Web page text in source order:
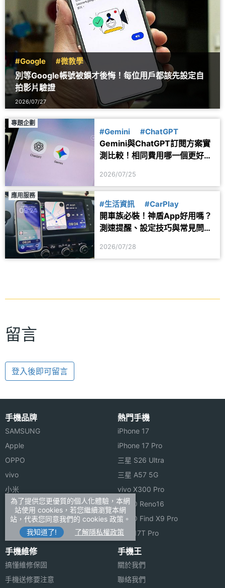
#Google #微教學
別等Google帳號被鎖才後悔！每位用戶都該先設定自
拍影片驗證
2026/07/27
專題企劃
#Gemini #ChatGPT
Gemini與ChatGPT訂閱方案實
測比較！相同費用哪一個更好
2026/07/25
應用服務
#生活資訊 #CarPlay
開車族必裝！神盾App好用嗎？
測速提醒、設定技巧與常見問題
2026/07/28
留言
登入後即可留言
手機品牌
SAMSUNG
Apple
OPPO
vivo
小米
ASUS
Sony
realme
熱門手機
iPhone 17
iPhone 17 Pro
三星 S26 Ultra
三星 A57 5G
vivo X300 Pro
OPPO Reno16
OPPO Find X9 Pro
小米 17T Pro
手機維修
搞懂維修保固
手機送修要注意
手機王
關於我們
聯絡我們
為了提供您更優質的個人化體驗，本網
站使用 cookies，若您繼續瀏覽本網
站，代表您同意我們的 cookies 政策。
我知道了!
了解隱私權政策